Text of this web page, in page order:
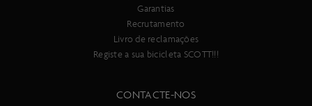
Garantias
Recrutamento
Livro de reclamações
Registe a sua bicicleta SCOTT!!!
CONTACTE-NOS